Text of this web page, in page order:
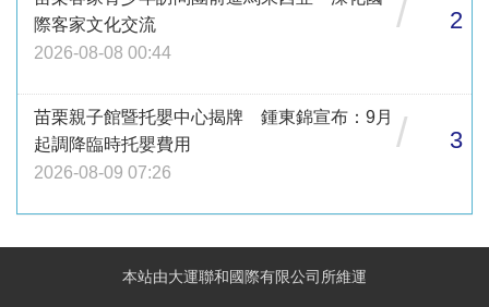
際客家文化交流
2026-08-08 00:44
/ 2
苗栗親子館暨托嬰中心揭牌 鍾東錦宣布：9月
起調降臨時托嬰費用
2026-08-09 07:26
/ 3
本站由大運聯和國際有限公司所維運